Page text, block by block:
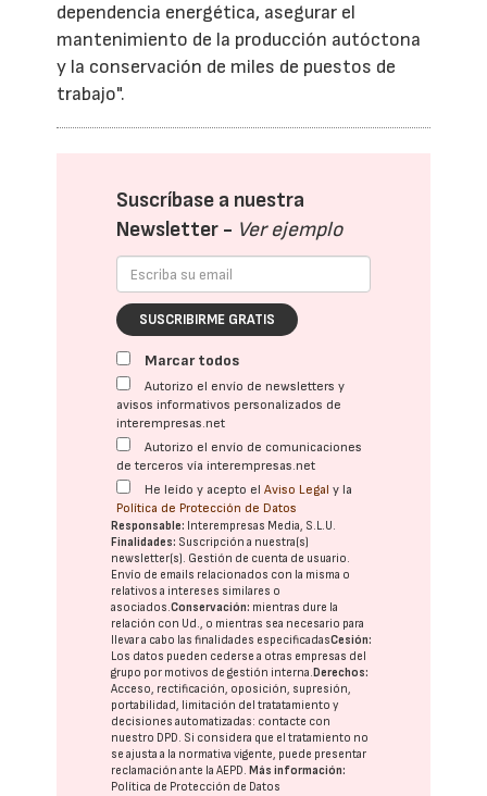
dependencia energética, asegurar el
mantenimiento de la producción autóctona
y la conservación de miles de puestos de
trabajo".
Suscríbase a nuestra
Newsletter - Ver ejemplo
SUSCRIBIRME GRATIS
Marcar todos
Autorizo el envío de newsletters y
avisos informativos personalizados de
interempresas.net
Autorizo el envío de comunicaciones
de terceros vía interempresas.net
He leído y acepto elAviso Legal y la
Política de Protección de Datos
Responsable: Interempresas Media, S.L.U.
Finalidades: Suscripción a nuestra(s)
newsletter(s). Gestión de cuenta de usuario.
Envío de emails relacionados con la misma o
relativos a intereses similares o
asociados.Conservación: mientras dure la
relación con Ud., o mientras sea necesario para
llevar a cabo las finalidades especificadasCesión:
Los datos pueden cederse a otras empresas del
grupo por motivos de gestión interna. Derechos:
Acceso, rectificación, oposición, supresión,
portabilidad, limitación del tratatamiento y
decisiones automatizadas: contacte con
nuestro DPD. Si considera que el tratamiento no
se ajusta a la normativa vigente, puede presentar
reclamación ante laAEPD. Más información:
Política de Protección de Datos